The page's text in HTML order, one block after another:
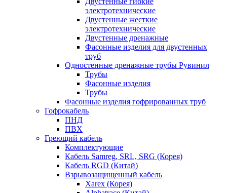
электротехнические
Двустенные жесткие
электротехнические
Двустенные дренажные
Фасонные изделия для двустенных
труб
Одностенные дренажные трубы Рувинил
Трубы
Фасонные изделия
Трубы
Фасонные изделия гофрированных труб
Гофрокабель
ПНД
ПВХ
Греющий кабель
Комплектующие
Кабель Samreg, SRL, SRG (Корея)
Кабель RGD (Китай)
Взрывозащищенный кабель
Xarex (Корея)